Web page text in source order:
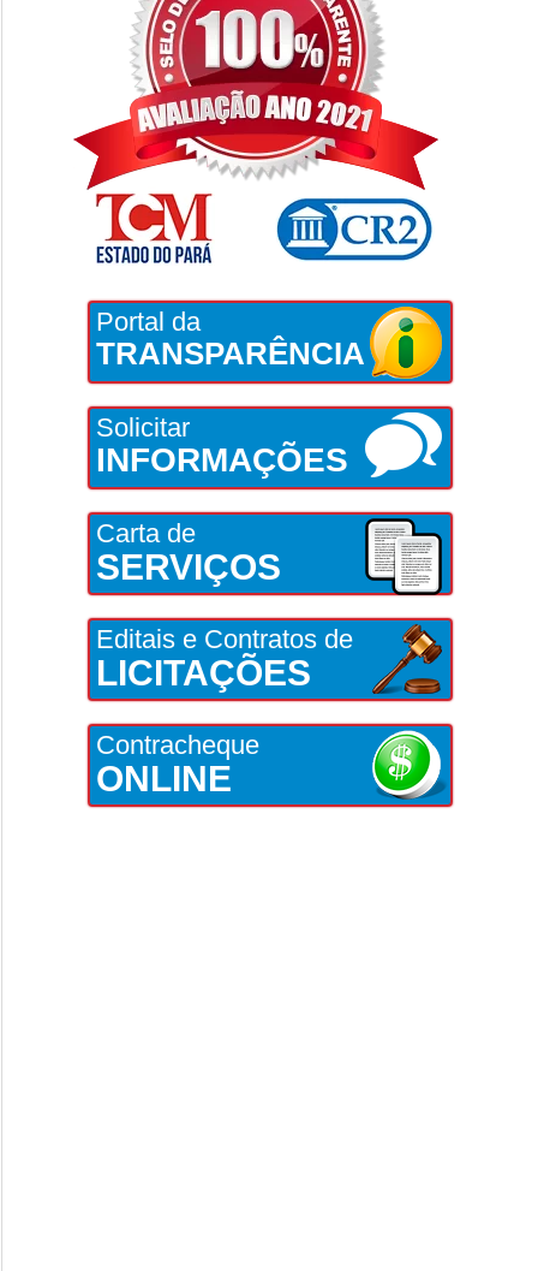
Portal da
TRANSPARÊNCIA
Solicitar
INFORMAÇÕES
Carta de
SERVIÇOS
Editais e Contratos de
LICITAÇÕES
Contracheque
ONLINE